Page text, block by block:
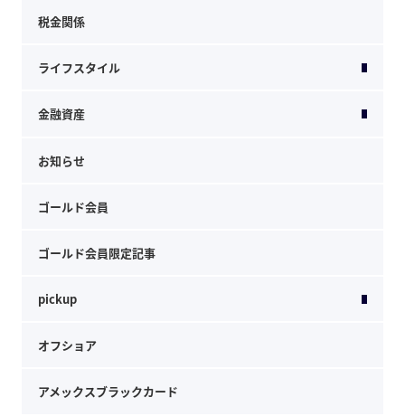
税金関係
ライフスタイル
金融資産
お知らせ
ゴールド会員
ゴールド会員限定記事
pickup
オフショア
アメックスブラックカード